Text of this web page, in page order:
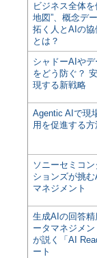
ビジネス全体
地図”、概念デ
拓く人とAIの
とは？
シャドーAIや
をどう防ぐ？
現する新戦略
Agentic AIで現
用を促進する方
ソニーセミコ
ションズが挑
マネジメント
生成AIの回答
ータマネジメ
が説く「AI
ート